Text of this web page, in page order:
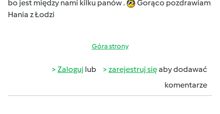
bo jest między nami kilku panów .
Gorąco pozdrawiam
Hania z Łodzi
Góra strony
Zaloguj lub zarejestruj sięaby dodawać
komentarze